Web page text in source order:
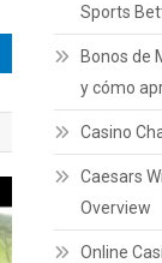
Sports
Bonos de
y cómo
Casino
Caesars
Overview
Online